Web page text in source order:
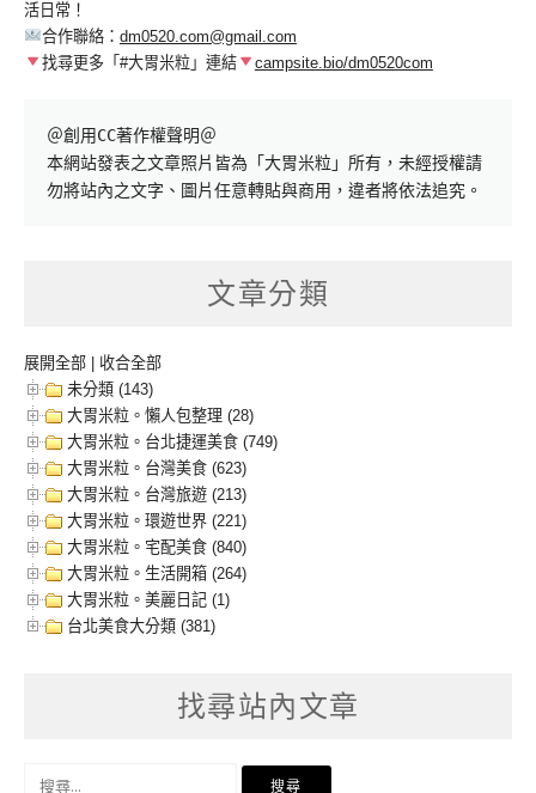
活日常！
合作聯絡： dm0520.com@gmail.com
找尋更多「#大胃米粒」連結
campsite.bio/dm0520com
＠創用CC著作權聲明＠
本網站發表之文章照片皆為「大胃米粒」所有，未經授權請
勿將站內之文字、圖片任意轉貼與商用，違者將依法追究。
文章分類
展開全部 | 收合全部
未分類 (143)
大胃米粒。懶人包整理 (28)
大胃米粒。台北捷運美食 (749)
大胃米粒。台灣美食 (623)
大胃米粒。台灣旅遊 (213)
大胃米粒。環遊世界 (221)
大胃米粒。宅配美食 (840)
大胃米粒。生活開箱 (264)
大胃米粒。美麗日記 (1)
台北美食大分類 (381)
找尋站內文章